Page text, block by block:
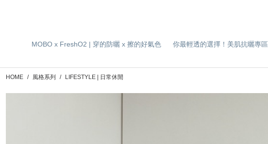
MOBO x FreshO2 | 穿的防曬 x 擦的好氣色 你最輕透的選擇！美肌抗曬專區
HOME 風格系列 LIFESTYLE | 日常休閒